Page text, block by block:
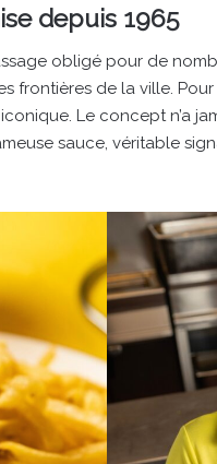
depuis 1965
obligé pour de
frontières de la ville.
Le concept n’a
sauce, véritable